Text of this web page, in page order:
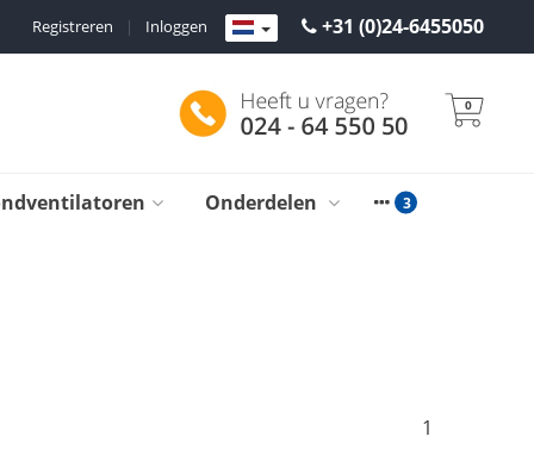
+31 (0)24-6455050
Inloggen
|
Registreren
0
Onderdelen
1